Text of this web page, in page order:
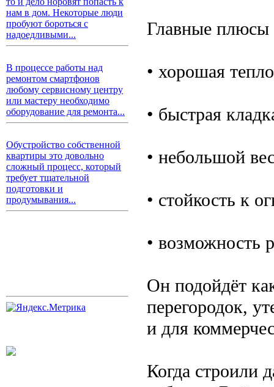
нам в дом. Некоторые люди
пробуют бороться с
надоедливыми...
В процессе работы над
ремонтом смартфонов
любому сервисному центру
или мастеру необходимо
оборудование для ремонта...
Обустройство собственной
квартиры это довольно
сложный процесс, который
требует тщательной
подготовки и
продумывания...
Главные плюсы
• хорошая
• быстрая
• небольшой
• стойкость к
• возможность
Он подойдёт
перегородок,
и для
Когда строили